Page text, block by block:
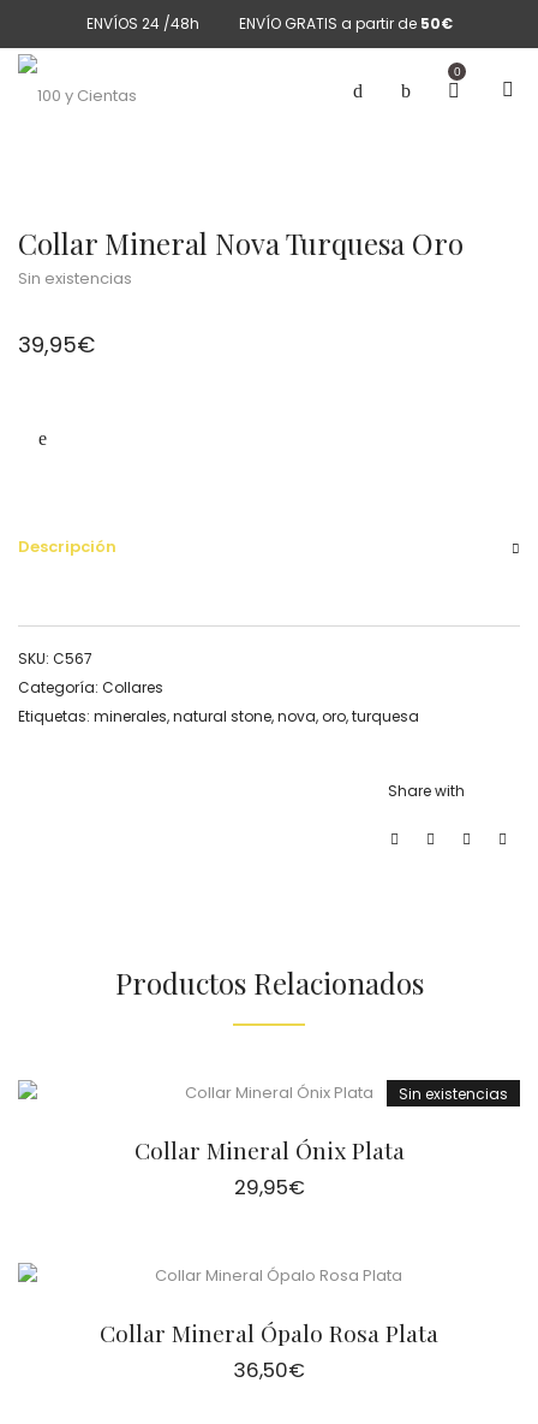
ENVÍOS 24 /48h ENVÍO GRATIS a partir de 50€
0
Collar Mineral Nova Turquesa Oro
Sin existencias
39,95€
Descripción
SKU: C567
Categoría: Collares
Etiquetas: minerales,natural stone,nova,oro,turquesa
Share with
Productos Relacionados
Sin existencias
Collar Mineral Ónix Plata
29,95€
Collar Mineral Ópalo Rosa Plata
36,50€